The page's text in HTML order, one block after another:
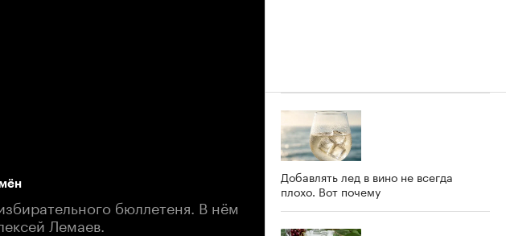
бюллетеня. В нём
Лемаев.
Добавлять лед в вино не всегда
плохо. Вот почему